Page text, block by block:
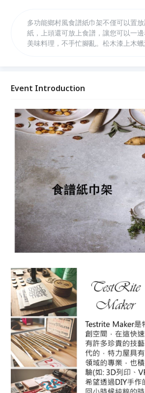
多功能鄉村風食譜紙巾架不僅可以置
紙，上頭還可放上食譜，讓您可以一
美味料理，不手忙腳亂。松木漆上木
Event Introduction